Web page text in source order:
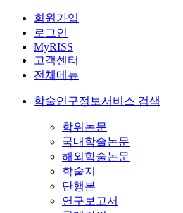
회원가입
로그인
MyRISS
고객센터
전체메뉴
학술연구정보서비스 검색
학위논문
국내학술논문
해외학술논문
학술지
단행본
연구보고서